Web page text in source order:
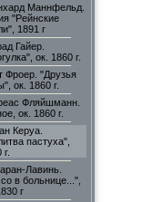
Маннфельд.
"Рейнские
1891 г
Гайер.
ок. 1860 г.
Фроер. "Друзья
ок. 1860 г.
Фляйшманн.
ок. 1860 г.
Керуа.
пастуха",
Лавинь.
в больнице...",
г